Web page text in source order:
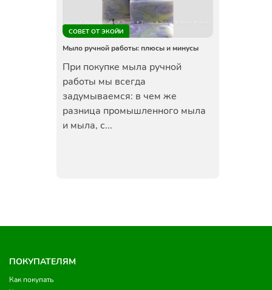
СОВЕТ ОТ ЭКОЙИ
Мыло ручной работы: плюсы и минусы
При покупке мыла ручной
работы мы всегда
задумываемся: в чем же
разница промышленного мыла
и мыла, с...
ПОКУПАТЕЛЯМ
Как покупать